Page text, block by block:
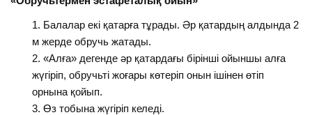
Балалар екі қатарға тұрады. Әр қатардың алдында 2
м жерде обручь жатады.
«Алға» дегенде әр қатардағы бірінші ойыншы алға
жүгіріп, обручьті жоғары көтеріп онын ішінен өтіп
орнына қойып.
Өз тобына жүгіріп келеді.